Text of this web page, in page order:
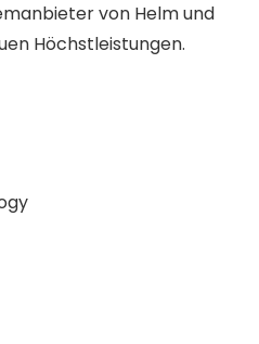
von Helm und
Höchstleistungen.